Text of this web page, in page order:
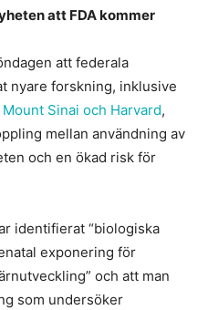
att FDA kommer
att federala
nyare forskning, inklusive
Sinai och Harvard,
mellan användning av
och en ökad risk för
identifierat “biologiska
exponering för
och att man
som undersöker